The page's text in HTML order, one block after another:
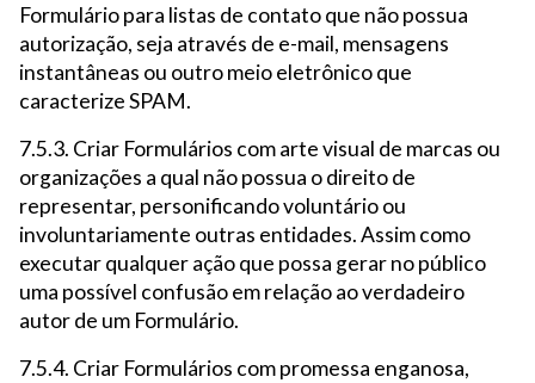
Formulário para listas de contato que não possua
autorização, seja através de e-mail, mensagens
instantâneas ou outro meio eletrônico que
caracterize SPAM.
7.5.3. Criar Formulários com arte visual de marcas ou
organizações a qual não possua o direito de
representar, personificando voluntário ou
involuntariamente outras entidades. Assim como
executar qualquer ação que possa gerar no público
uma possível confusão em relação ao verdadeiro
autor de um Formulário.
7.5.4. Criar Formulários com promessa enganosa,